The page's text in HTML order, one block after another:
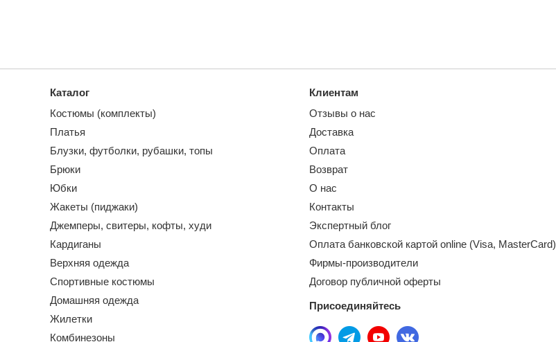
Каталог
Костюмы (комплекты)
Платья
Блузки, футболки, рубашки, топы
Брюки
Юбки
Жакеты (пиджаки)
Джемперы, свитеры, кофты, худи
Кардиганы
Верхняя одежда
Спортивные костюмы
Домашняя одежда
Жилетки
Комбинезоны
Клиентам
Отзывы о нас
Доставка
Оплата
Возврат
О нас
Контакты
Экспертный блог
Оплата банковской картой online (Visa, MasterCard)
Фирмы-производители
Договор публичной оферты
Присоединяйтесь